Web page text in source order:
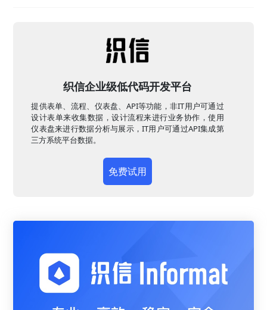
织信企业级低代码开发平台
提供表单、流程、仪表盘、API等功能，非IT用户可通过
设计表单来收集数据，设计流程来进行业务协作，使用
仪表盘来进行数据分析与展示，IT用户可通过API集成第
三方系统平台数据。
免费试用